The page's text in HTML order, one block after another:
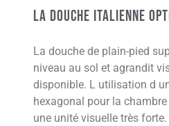
La douche italienne
La douche de plain-pied
niveau au sol et agrandit
disponible. L utilisation d
hexagonal pour la
une unité visuelle très